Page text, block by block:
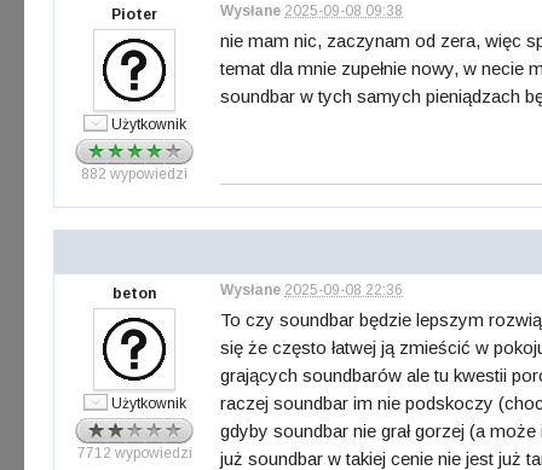
Pioter
Użytkownik
882 wypowiedzi
Wysłane 2025-09-08 09:38
nie mam nic, zaczynam od zera, więc
temat dla mnie zupełnie nowy, w necie
soundbar w tych samych pieniądzach
beton
Użytkownik
7712 wypowiedzi
Wysłane 2025-09-08 22:36
To czy soundbar będzie lepszym
się że często łatwej ją zmieścić w
grających soundbarów ale tu kwestii
raczej soundbar im nie podskoczy
gdyby soundbar nie grał gorzej (a
już soundbar w takiej cenie nie jest już